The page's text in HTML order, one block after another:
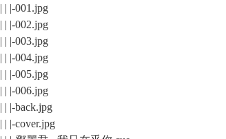
| | |-001.jpg
| | |-002.jpg
| | |-003.jpg
| | |-004.jpg
| | |-005.jpg
| | |-006.jpg
| | |-back.jpg
| | |-cover.jpg